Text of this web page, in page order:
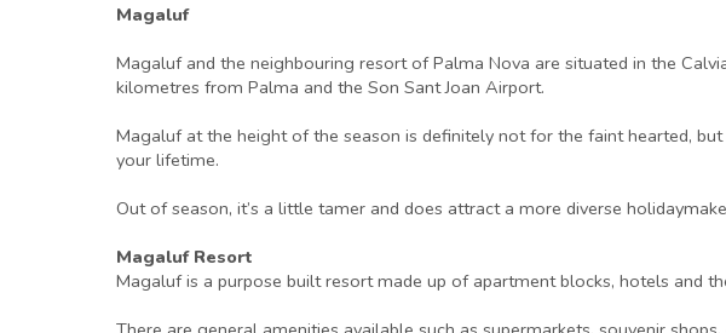
Magaluf
Magaluf and the neighbouring resort of Palma Nova are situated in the
kilometres from Palma and the Son Sant Joan Airport.
Magaluf at the height of the season is definitely not for the faint hearted,
your lifetime.
Out of season, it’s a little tamer and does attract a more diverse
Magaluf Resort
Magaluf is a purpose built resort made up of apartment blocks, hotels and